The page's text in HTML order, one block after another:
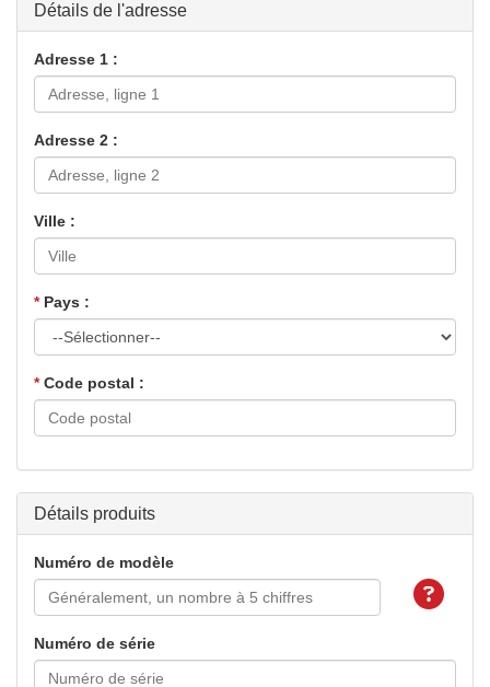
Détails de l'adresse
Adresse 1 :
Adresse 2 :
Ville :
*Pays :
*Code postal :
Détails produits
Numéro de modèle
Numéro de série